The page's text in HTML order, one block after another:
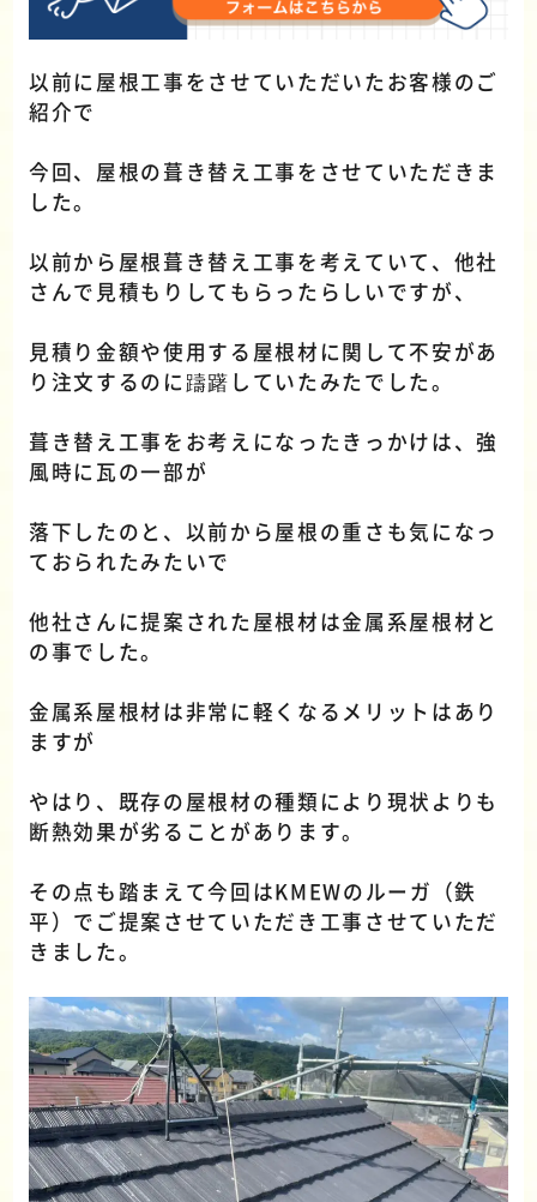
以前に屋根工事をさせていただいたお客様のご
紹介で
今回、屋根の葺き替え工事をさせていただきま
した。
以前から屋根葺き替え工事を考えていて、他社
さんで見積もりしてもらったらしいですが、
見積り金額や使用する屋根材に関して不安があ
り注文するのに躊躇していたみたでした。
葺き替え工事をお考えになったきっかけは、強
風時に瓦の一部が
落下したのと、以前から屋根の重さも気になっ
ておられたみたいで
他社さんに提案された屋根材は金属系屋根材と
の事でした。
金属系屋根材は非常に軽くなるメリットはあり
ますが
やはり、既存の屋根材の種類により現状よりも
断熱効果が劣ることがあります。
その点も踏まえて今回はKMEWのルーガ（鉄
平）でご提案させていただき工事させていただ
きました。